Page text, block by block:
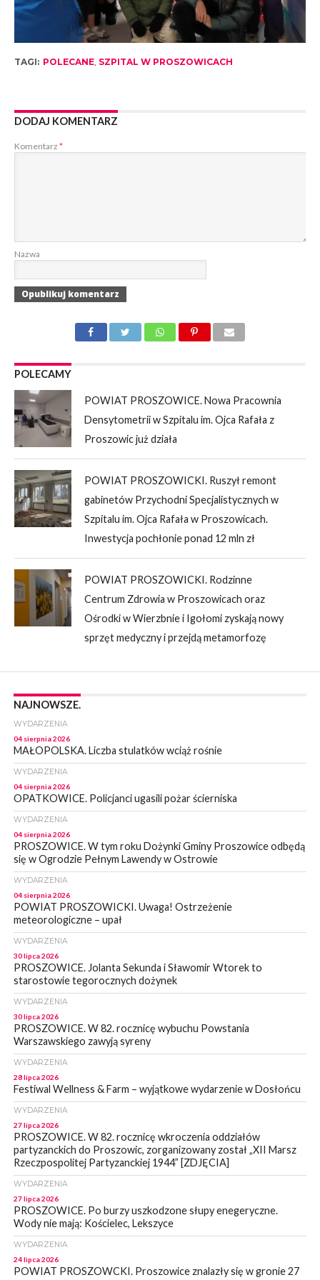
TAGI: POLECANE, SZPITAL W PROSZOWICACH
DODAJ KOMENTARZ
Komentarz *
Nazwa
POLECAMY
POWIAT PROSZOWICE. Nowa Pracownia
Densytometrii w Szpitalu im. Ojca Rafała z
Proszowic już działa
POWIAT PROSZOWICKI. Ruszył remont
gabinetów Przychodni Specjalistycznych w
Szpitalu im. Ojca Rafała w Proszowicach.
Inwestycja pochłonie ponad 12 mln zł
POWIAT PROSZOWICKI. Rodzinne
Centrum Zdrowia w Proszowicach oraz
Ośrodki w Wierzbnie i Igołomi zyskają nowy
sprzęt medyczny i przejdą metamorfozę
NAJNOWSZE.
WYDARZENIA
04 sierpnia 2026
MAŁOPOLSKA. Liczba stulatków wciąż rośnie
WYDARZENIA
04 sierpnia 2026
OPATKOWICE. Policjanci ugasili pożar ścierniska
WYDARZENIA
04 sierpnia 2026
PROSZOWICE. W tym roku Dożynki Gminy Proszowice odbędą
się w Ogrodzie Pełnym Lawendy w Ostrowie
WYDARZENIA
04 sierpnia 2026
POWIAT PROSZOWICKI. Uwaga! Ostrzeżenie
meteorologiczne – upał
WYDARZENIA
30 lipca 2026
PROSZOWICE. Jolanta Sekunda i Sławomir Wtorek to
starostowie tegorocznych dożynek
WYDARZENIA
30 lipca 2026
PROSZOWICE. W 82. rocznicę wybuchu Powstania
Warszawskiego zawyją syreny
WYDARZENIA
28 lipca 2026
Festiwal Wellness & Farm – wyjątkowe wydarzenie w Dosłońcu
WYDARZENIA
27 lipca 2026
PROSZOWICE. W 82. rocznicę wkroczenia oddziałów
partyzanckich do Proszowic, zorganizowany został „XII Marsz
Rzeczpospolitej Partyzanckiej 1944” [ZDJĘCIA]
WYDARZENIA
27 lipca 2026
PROSZOWICE. Po burzy uszkodzone słupy enegeryczne.
Wody nie mają: Kościelec, Lekszyce
WYDARZENIA
24 lipca 2026
POWIAT PROSZOWCKI. Proszowice znalazły się w gronie 27